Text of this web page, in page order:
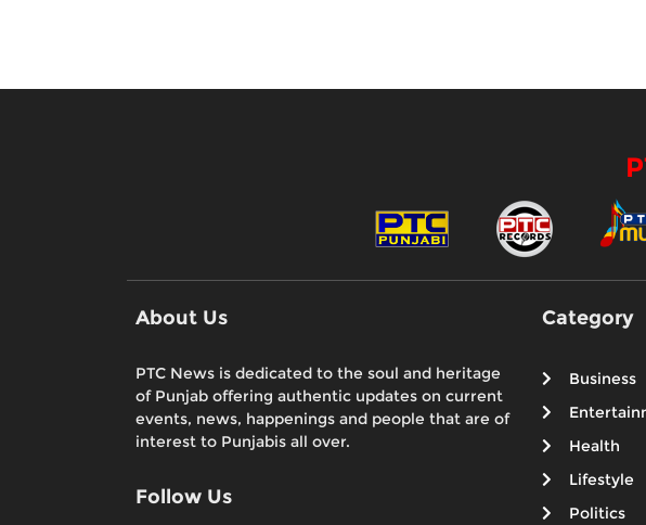
About Us
PTC News is dedicated to the soul and heritage
of Punjab offering authentic updates on current
events, news, happenings and people that are of
interest to Punjabis all over.
Follow Us
Category
Business
Health
Lifestyle
Politics